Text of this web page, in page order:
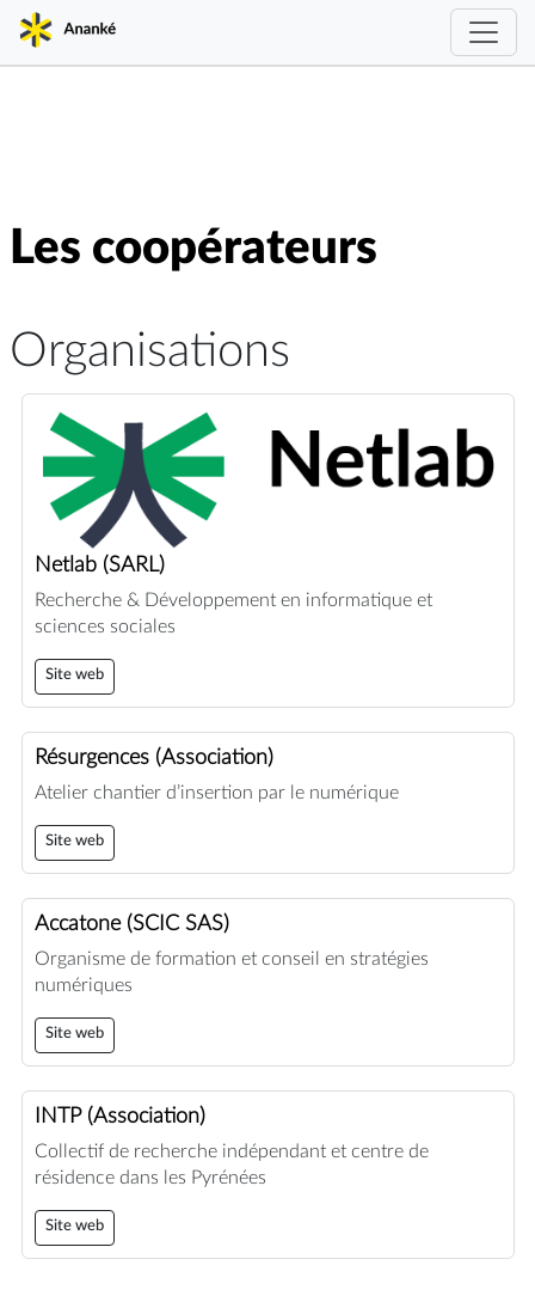
Les coopérateurs
Organisations
Netlab (SARL)
Recherche & Développement en informatique et
sciences sociales
Site web
Résurgences (Association)
Atelier chantier d’insertion par le numérique
Site web
Accatone (SCIC SAS)
Organisme de formation et conseil en stratégies
numériques
Site web
INTP (Association)
Collectif de recherche indépendant et centre de
résidence dans les Pyrénées
Site web